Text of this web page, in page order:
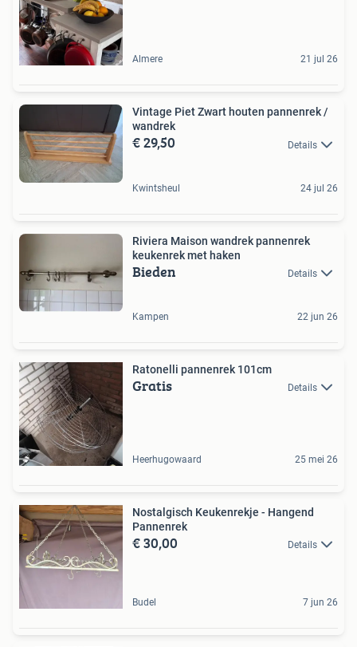
Almere 21 jul 26
Vintage Piet Zwart houten pannenrek /
wandrek
€ 29,50 Details
Kwintsheul 24 jul 26
Riviera Maison wandrek pannenrek
keukenrek met haken
Bieden Details
Kampen 22 jun 26
Ratonelli pannenrek 101cm
Gratis Details
Heerhugowaard 25 mei 26
Nostalgisch Keukenrekje - Hangend
Pannenrek
€ 30,00 Details
Budel 7 jun 26